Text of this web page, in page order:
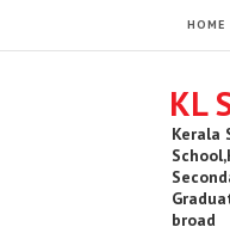
HOME
KL
Kerala
broad